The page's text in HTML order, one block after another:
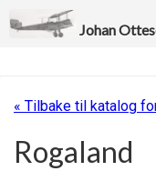
Johan
« Tilbake til katalog
Rogaland